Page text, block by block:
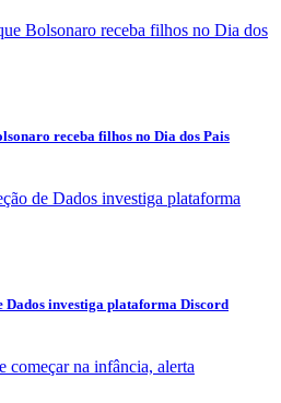
receba filhos no Dia dos Pais
Dados investiga plataforma Discord